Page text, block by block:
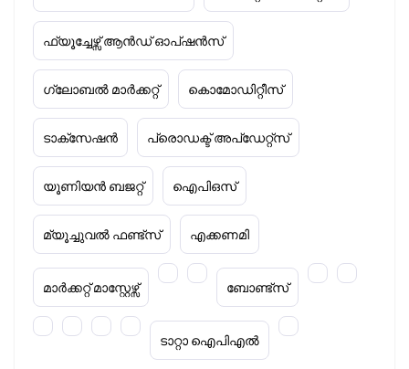
ഫ്യൂച്ചേഴ്സ് ആൻഡ് ഓപ്ഷൻസ്
ഗ്ലോബൽ മാർക്കറ്റ് കൊമോഡിറ്റീസ്
ടാക്‌സേഷൻ പ്രൊഡക്ട് അപ്‌ഡേറ്റ്സ്
യൂണിയൻ ബജറ്റ് ഐപിഒസ്
മ്യൂച്ചുവൽ ഫണ്ട്സ് എക്കണമി
മാർക്കറ്റ് മാസ്റ്റേഴ്സ് ബോണ്ട്സ്
ടാറ്റാ ഐപിഎൽ